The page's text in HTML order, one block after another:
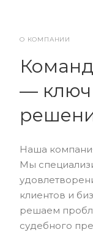
О КОМПАНИИ
— ключ
Наша
Мы
клиентов и
решаем
судебного